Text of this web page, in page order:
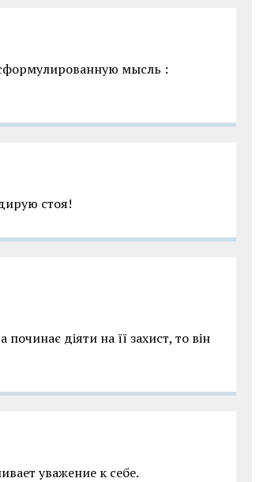
мысль :
стоя!
діяти на її захист, то він
уважение к себе.